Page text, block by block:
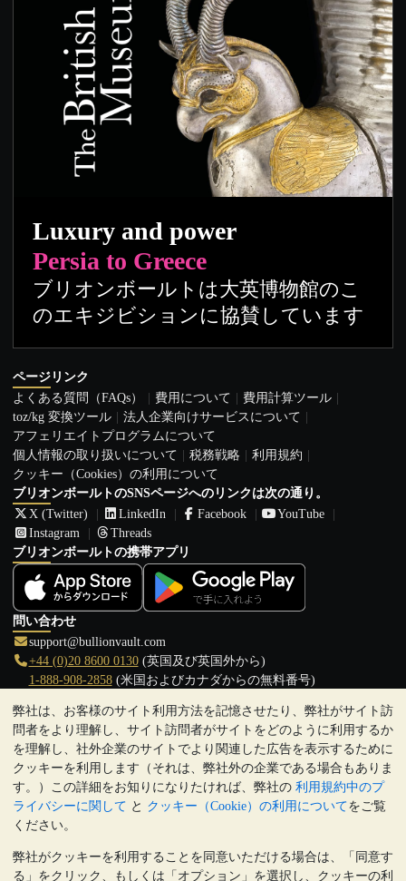
弊社は、お客様のサイト利用方法を記憶させたり、弊社がサイト訪
問者をより理解し、サイト訪問者がサイトをどのように利用するか
を理解し、社外企業のサイトでより関連した広告を表示するために
クッキーを利用します（それは、弊社外の企業である場合もありま
す。）この詳細をお知りになりたければ、弊社の 利用規約中のプ
ライバシーに関して と クッキー（Cookie）の利用についてをご覧
ください。
弊社がクッキーを利用することを同意いただける場合は、「同意す
る」をクリック、もしくは「オプション」を選択し、クッキーの利
Luxury and power
Persia to Greece
ブリオンボールトは大英博物館のこ
のエキジビションに協賛しています
ページリンク
よくある質問（FAQs）
費用について
費用計算ツール
toz/kg 変換ツール
法人企業向けサービスについて
アフェリエイトプログラムについて
個人情報の取り扱いについて
税務戦略
利用規約
クッキー（Cookies）の利用について
ブリオンボールトのSNSページへのリンクは次の通り。
X (Twitter)
LinkedIn Facebook
YouTube
Instagram
Threads
ブリオンボールトの携帯アプリ
問い合わせ
support@bullionvault.com
+44 (0)20 8600 0130(英国及び英国外から)
1-888-908-2858(米国およびカナダからの無料番号)
クリックして通話を開始
営業時間:
9:00～20:30 (英国), 月曜日から金曜日
17:00～2:30（日本時間）, 月曜日から金曜日
Galmarley Ltd T/A BullionVault
3 Shortlands (7th Floor)
London
W6 8DA